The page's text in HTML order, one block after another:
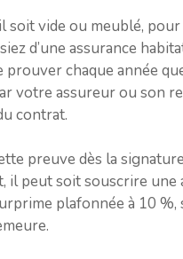
soit vide ou meublé,
d’une assurance
chaque année
votre assureur ou son
contrat.
preuve dès la
il peut soit souscrire une
plafonnée à 10 %,